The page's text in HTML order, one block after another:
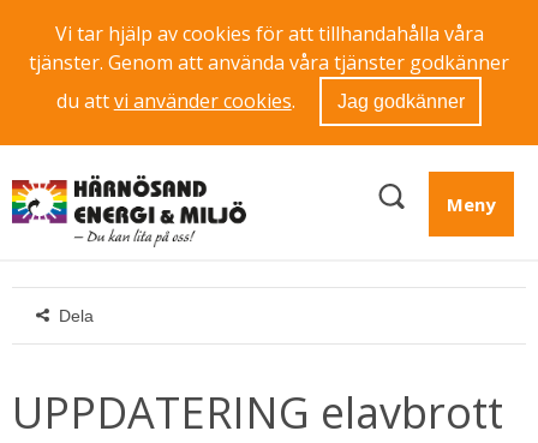
Vi tar hjälp av cookies för att tillhandahålla våra
tjänster. Genom att använda våra tjänster godkänner
du attvi använder cookies. Jag godkänner
Meny
Dela
UPPDATERING elavbrott